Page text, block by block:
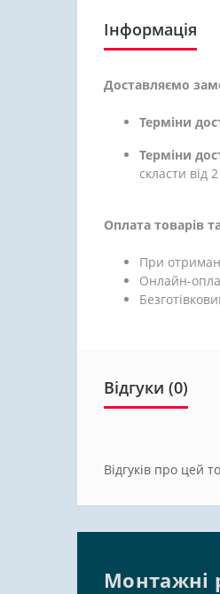
Інформація
Доставляємо
Терміни
Терміни
скласти від
Оплата товарів
При
Онлайн-
Відгуки (0)
Відгуків про цей
Монтажні